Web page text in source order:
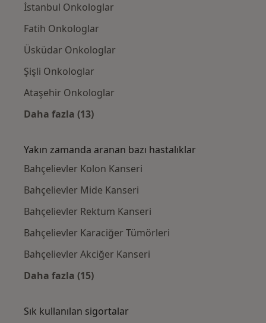
İstanbul Onkologlar
Fatih Onkologlar
Üsküdar Onkologlar
Şişli Onkologlar
Ataşehir Onkologlar
Daha fazla (13)
Yakın zamanda aranan bazı hastalıklar
Bahçelievler Kolon Kanseri
Bahçelievler Mide Kanseri
Bahçelievler Rektum Kanseri
Bahçelievler Karaciğer Tümörleri
Bahçelievler Akciğer Kanseri
Daha fazla (15)
Sık kullanılan sigortalar